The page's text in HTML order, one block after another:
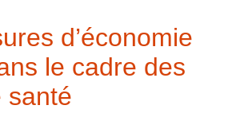
d’économie
le cadre des
santé